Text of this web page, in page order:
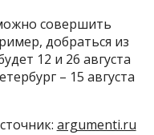
совершить
добраться из
12 и 26 августа
– 15 августа
argumenti.ru